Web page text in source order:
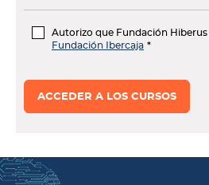
Autorizo que Fundación Hiberus
Fundación Ibercaja